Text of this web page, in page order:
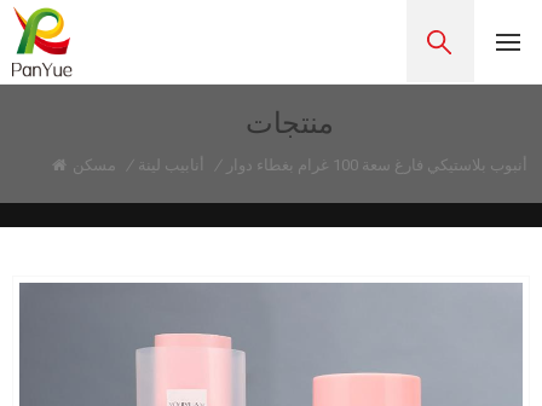
منتجات
مسكن / أنابيب لينة / أنبوب بلاستيكي فارغ سعة 100 غرام بغطاء دوار